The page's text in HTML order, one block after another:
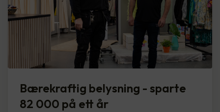
Bærekraftig belysning - sparte
82 000 på ett år